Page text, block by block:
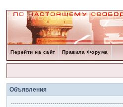
Перейти на сайт Правила Форума
Объявления